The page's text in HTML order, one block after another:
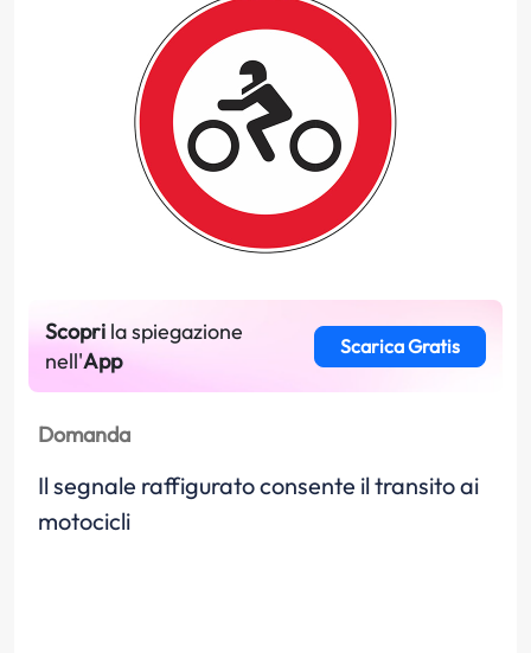
Scopri la spiegazione
nell'App
Scarica Gratis
Domanda
Il segnale raffigurato consente il transito ai
motocicli